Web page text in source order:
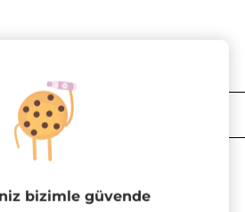
SIRALAMA
bizimle güvende